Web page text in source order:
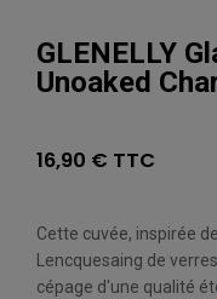
GLENELLY
Unoaked
16,90 € TTC
Cette cuvée, inspirée
Lencquesaing de
cépage d'une qualité